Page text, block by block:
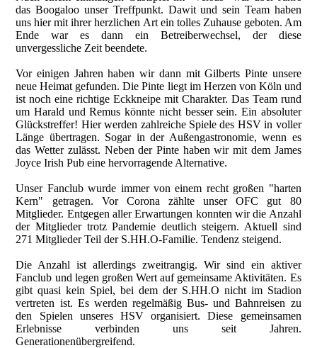
das Boogaloo unser Treffpunkt. Dawit und sein Team haben
uns hier mit ihrer herzlichen Art ein tolles Zuhause geboten. Am
Ende war es dann ein Betreiberwechsel, der diese
unvergessliche Zeit beendete.
Vor einigen Jahren haben wir dann mit Gilberts Pinte unsere
neue Heimat gefunden. Die Pinte liegt im Herzen von Köln und
ist noch eine richtige Eckkneipe mit Charakter. Das Team rund
um Harald und Remus könnte nicht besser sein. Ein absoluter
Glückstreffer! Hier werden zahlreiche Spiele des HSV in voller
Länge übertragen. Sogar in der Außengastronomie, wenn es
das Wetter zulässt. Neben der Pinte haben wir mit dem James
Joyce Irish Pub eine hervorragende Alternative.
Unser Fanclub wurde immer von einem recht großen "harten
Kern" getragen. Vor Corona zählte unser OFC gut 80
Mitglieder. Entgegen aller Erwartungen konnten wir die Anzahl
der Mitglieder trotz Pandemie deutlich steigern. Aktuell sind
271 Mitglieder Teil der S.HH.O-Familie. Tendenz steigend.
Die Anzahl ist allerdings zweitrangig. Wir sind ein aktiver
Fanclub und legen großen Wert auf gemeinsame Aktivitäten. Es
gibt quasi kein Spiel, bei dem der S.HH.O nicht im Stadion
vertreten ist. Es werden regelmäßig Bus- und Bahnreisen zu
den Spielen unseres HSV organisiert. Diese gemeinsamen
Erlebnisse verbinden uns seit Jahren.
Generationenübergreifend.